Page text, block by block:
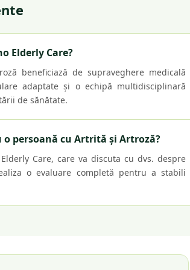
Elderly Care?
beneficiază de supraveghere medicală
adaptate și o echipă multidisciplinară
de sănătate.
o persoană cu Artrită și Artroză?
Care, care va discuta cu dvs. despre
o evaluare completă pentru a stabili